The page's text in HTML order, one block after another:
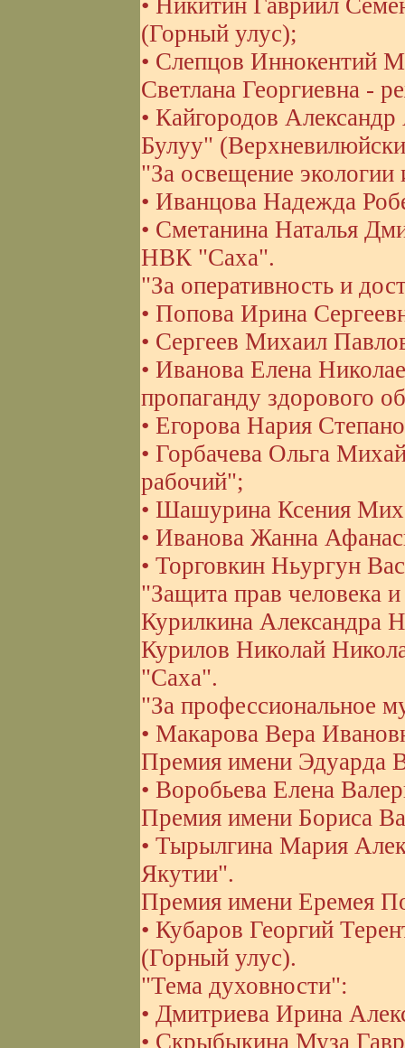
• Никитин Гавриил
(Горный улус);
• Слепцов Иннокентий
Светлана Георгиевна -
• Кайгородов
Булуу"
"За освещение
• Иванцова Надежда
• Сметанина Наталья
НВК "Саха".
"За оперативность и
• Попова Ирина
• Сергеев Михаил
• Иванова Елена
пропаганду здорового
• Егорова Нария
• Горбачева Ольга
рабочий";
• Шашурина Ксения
• Иванова Жанна
• Торговкин Ньургун
"Защита прав человека
Курилкина Александра
Курилов Николай
"Саха".
"За профессиональное
• Макарова Вера
Премия имени Эдуарда
• Воробьева Елена
Премия имени Бориса
• Тырылгина Мария
Якутии".
Премия имени Еремея
• Кубаров Георгий
(Горный улус).
"Тема духовности":
• Дмитриева Ирина
• Скрыбыкина Муза